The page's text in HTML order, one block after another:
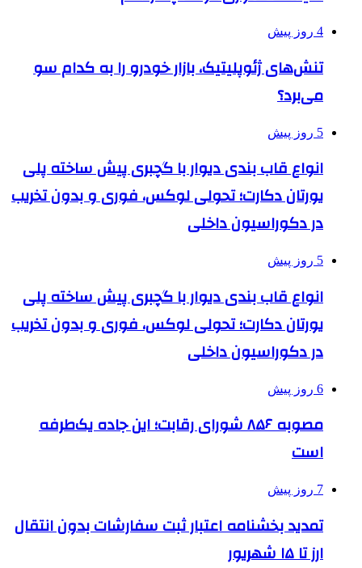
4 روز پیش
تنش‌های ژئوپلیتیک، بازار خودرو را به کدام سو
می‌برد؟
5 روز پیش
انواع قاب بندی دیوار با گچبری پیش ساخته پلی
یورتان دکارت؛ تحولی لوکس، فوری و بدون تخریب
در دکوراسیون داخلی
5 روز پیش
انواع قاب بندی دیوار با گچبری پیش ساخته پلی
یورتان دکارت؛ تحولی لوکس، فوری و بدون تخریب
در دکوراسیون داخلی
6 روز پیش
مصوبه ۸۵۶ شورای رقابت؛ این جاده یک‌طرفه
است
7 روز پیش
تمدید بخشنامه اعتبار ثبت سفارشات بدون انتقال
ارز تا ۱۵ شهریور